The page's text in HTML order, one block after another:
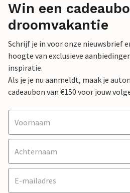
Win een
droomvakantie
Schrijf je in voor onze nieuwsbrief
hoogte van exclusieve
inspiratie.
Als je je nu aanmeldt, maak je
cadeaubon van €150 voor jouw